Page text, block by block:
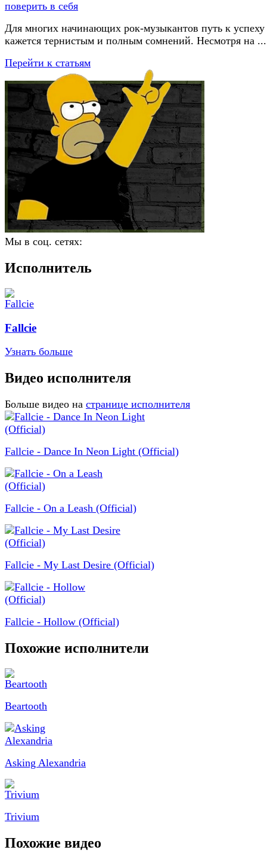
Для многих начинающих рок-музыкантов путь к успеху
кажется тернистым и полным сомнений. Несмотря на ...
Перейти к статьям
Мы в соц. сетях:
Исполнитель
Fallcie
Узнать больше
Видео исполнителя
Больше видео на странице исполнителя
Fallcie - Dance In Neon Light (Official)
Fallcie - On a Leash (Official)
Fallcie - My Last Desire (Official)
Fallcie - Hollow (Official)
Похожие исполнители
Beartooth
Asking Alexandria
Trivium
Похожие видео